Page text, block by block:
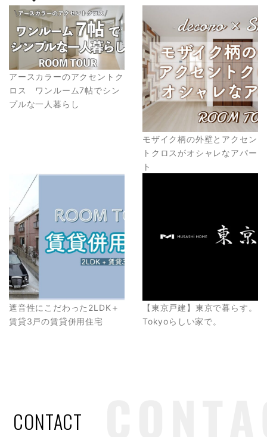
アースカラーのアクセントク
ロス ワンルーム7帖でシン
プルな一人暮らし
モザイク柄の外壁とアクセン
トクロスがオシャレなアパー
ト
遮音性にこだわった2LDK＋
賃貸3戸の賃貸併用住宅
【東京戸建】東京で暮らす。
Tokyoらしい家で。
CONTACT